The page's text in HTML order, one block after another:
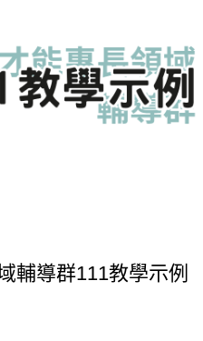
輔導群111教學示例